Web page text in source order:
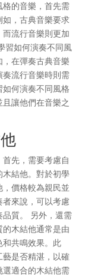
的音樂，首先需
，古典音樂要求
流行音樂則更加
習如何演奏不同風
在彈奏古典音樂
流行音樂時則需
何演奏不同風格
讓他們在音樂之
先，需要考慮自
結他。對於初學
價格較為親民並
來說，可以考慮
質。 另外，還需
木結他通常是由
共鳴效果。此
是否精湛，以確
適合的木結他需